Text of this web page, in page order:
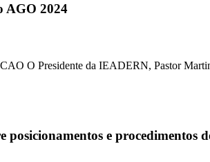
AGO 2024
O Presidente da IEADERN, Pastor Martim
posicionamentos e procedimentos